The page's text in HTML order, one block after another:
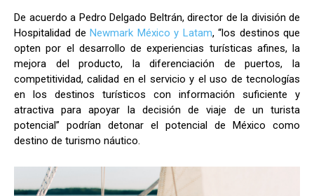
De acuerdo a Pedro Delgado Beltrán, director de la división de
Hospitalidad de Newmark México y Latam, “los destinos que
opten por el desarrollo de experiencias turísticas afines, la
mejora del producto, la diferenciación de puertos, la
competitividad, calidad en el servicio y el uso de tecnologías
en los destinos turísticos con información suficiente y
atractiva para apoyar la decisión de viaje de un turista
potencial” podrían detonar el potencial de México como
destino de turismo náutico.